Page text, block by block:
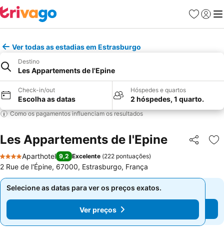
Favoritos
Iniciar
Ver todas as estadias em Estrasburgo
Destino
Les Appartements de l'Epine
Check-in/out
Escolha as datas
Hóspedes e quartos
2 hóspedes, 1 quarto.
Como os pagamentos influenciam os resultados
Les Appartements de l'Epine Partilhar
4 Estrelas
Aparthotel 9,2 Excelente (222 pontuações)
2 Rue de l'Épine, 67000, Estrasburgo, França
Selecione as datas para ver os preços exatos.
Ver preços
Selecione as datas para ver os preços exatos.
Ver preços